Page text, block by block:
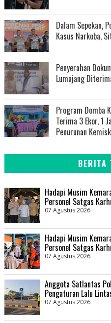
Dalam Sepekan,
Kasus Narkoba,
Penyerahan
Lumajang
Program Domba
Terima 3 Ekor, 1
Penurunan
BERITA
Hadapi Musim
Personel Satgas
07 Agustus 2026
Hadapi Musim
Personel Satgas
07 Agustus 2026
Anggota Satlantas
Pengaturan Lalu
07 Agustus 2026